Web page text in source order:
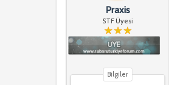
Praxis
STF Üyesi
Bilgiler